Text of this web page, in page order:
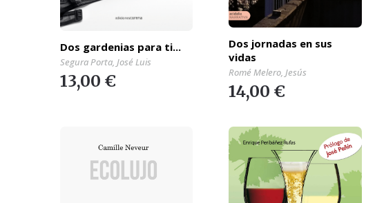
Dos gardenias para ti...
Segura Porta, José Luis
13,00 €
Dos jornadas en sus
vidas
Romé Melero, Jesús
14,00 €